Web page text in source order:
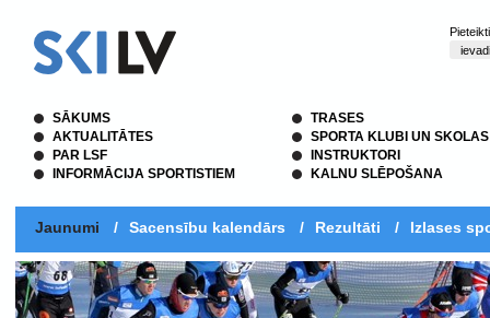
SĀKUMS
AKTUALITĀTES
PAR LSF
INFORMĀCIJA SPORTISTIEM
TRASES
SPORTA KLUBI UN SKOLAS
INSTRUKTORI
KALNU SLĒPOŠANA
Jaunumi / Sacensību kalendārs / Rezultāti / Izlases